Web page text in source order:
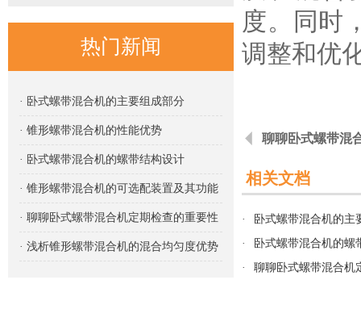
热门新闻
· 卧式螺带混合机的主要组成部分
· 锥形螺带混合机的性能优势
· 卧式螺带混合机的螺带结构设计
· 锥形螺带混合机的可选配装置及其功能
· 聊聊卧式螺带混合机定期检查的重要性
· 浅析锥形螺带混合机的混合均匀度优势
度。同时
调整和优
聊聊卧式螺带混
相关文档
·
卧式螺带混合机的主
·
卧式螺带混合机的螺
·
聊聊卧式螺带混合机